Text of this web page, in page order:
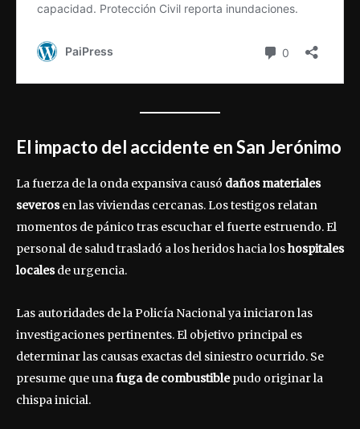
El impacto del accidente en San Jerónimo
La fuerza de la onda expansiva causó daños materiales
severosen las viviendas cercanas. Los testigos relatan
momentos de pánico tras escuchar el fuerte estruendo. El
personal de salud trasladó a los heridos hacia loshospitales
localesde urgencia.
Las autoridades de la Policía Nacional ya iniciaron las
investigaciones pertinentes. El objetivo principal es
determinar las causas exactas del siniestro ocurrido. Se
presume que unafuga de combustiblepudo originar la
chispa inicial.